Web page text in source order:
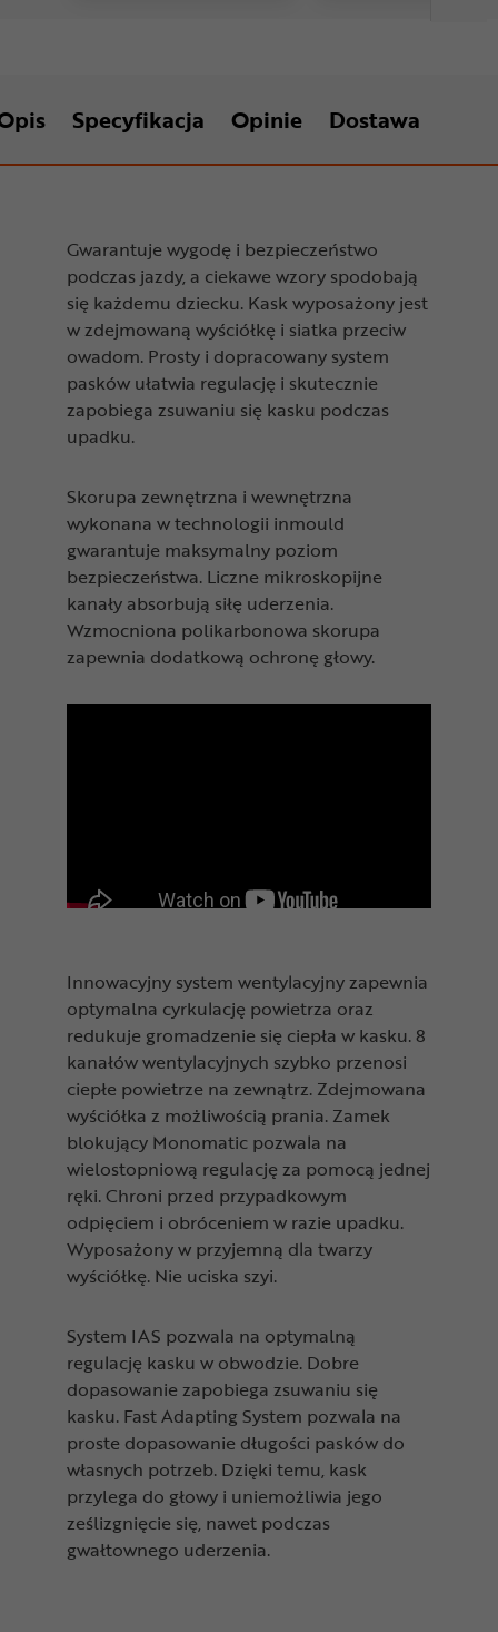
Specyfikacja Opinie Dostawa
Gwarantuje wygodę i bezpieczeństwo
podczas jazdy, a ciekawe wzory spodobają
się każdemu dziecku. Kask wyposażony jest
w zdejmowaną wyściółkę i siatka przeciw
owadom. Prosty i dopracowany system
pasków ułatwia regulację i skutecznie
zapobiega zsuwaniu się kasku podczas
upadku.
Skorupa zewnętrzna i wewnętrzna
wykonana w technologii inmould
gwarantuje maksymalny poziom
bezpieczeństwa. Liczne mikroskopijne
kanały absorbują siłę uderzenia.
Wzmocniona polikarbonowa skorupa
zapewnia dodatkową ochronę głowy.
Innowacyjny system wentylacyjny zapewnia
optymalna cyrkulację powietrza oraz
redukuje gromadzenie się ciepła w kasku. 8
kanałów wentylacyjnych szybko przenosi
ciepłe powietrze na zewnątrz. Zdejmowana
wyściółka z możliwością prania. Zamek
blokujący Monomatic pozwala na
wielostopniową regulację za pomocą jednej
ręki. Chroni przed przypadkowym
odpięciem i obróceniem w razie upadku.
Wyposażony w przyjemną dla twarzy
wyściółkę. Nie uciska szyi.
System IAS pozwala na optymalną
regulację kasku w obwodzie. Dobre
dopasowanie zapobiega zsuwaniu się
kasku. Fast Adapting System pozwala na
proste dopasowanie długości pasków do
własnych potrzeb. Dzięki temu, kask
przylega do głowy i uniemożliwia jego
ześlizgnięcie się, nawet podczas
gwałtownego uderzenia.